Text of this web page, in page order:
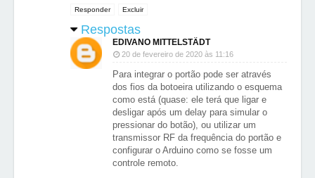
Responder Excluir
Respostas
EDIVANO MITTELSTÄDT
20 de fevereiro de 2020 às 11:16
Para integrar o portão pode ser através
dos fios da botoeira utilizando o esquema
como está (quase: ele terá que ligar e
desligar após um delay para simular o
pressionar do botão), ou utilizar um
transmissor RF da frequência do portão e
configurar o Arduino como se fosse um
controle remoto.